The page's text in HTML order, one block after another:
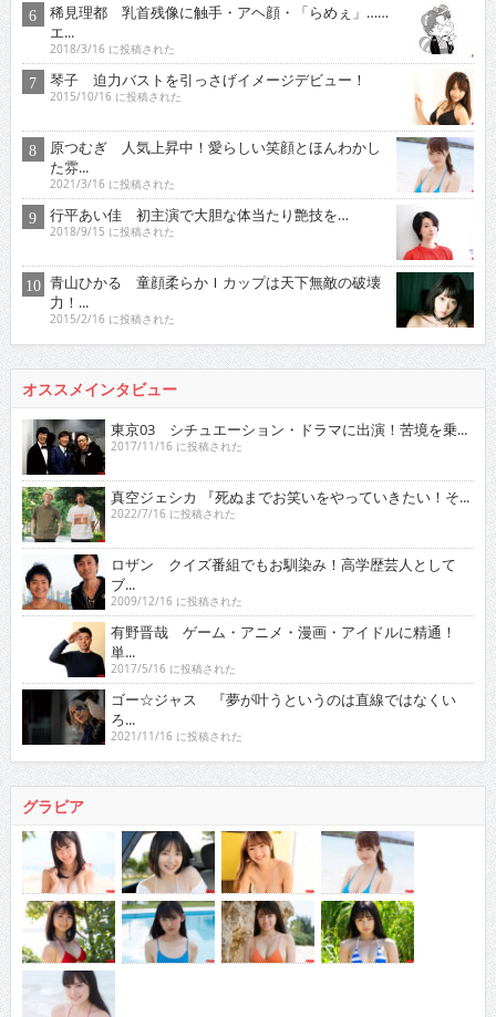
稀見理都 乳首残像に触手・アヘ顔・「らめぇ」……
エ...
2018/3/16 に投稿された
琴子 迫力バストを引っさげイメージデビュー！
2015/10/16 に投稿された
原つむぎ 人気上昇中！愛らしい笑顔とほんわかし
た雰...
2021/3/16 に投稿された
行平あい佳 初主演で大胆な体当たり艶技を…
2018/9/15 に投稿された
青山ひかる 童顔柔らかＩカップは天下無敵の破壊
力！...
2015/2/16 に投稿された
オススメインタビュー
東京03 シチュエーション・ドラマに出演！苦境を乗...
2017/11/16 に投稿された
真空ジェシカ 『死ぬまでお笑いをやっていきたい！そ...
2022/7/16 に投稿された
ロザン クイズ番組でもお馴染み！高学歴芸人として
ブ...
2009/12/16 に投稿された
有野晋哉 ゲーム・アニメ・漫画・アイドルに精通！
単...
2017/5/16 に投稿された
ゴー☆ジャス 『夢が叶うというのは直線ではなくい
ろ...
2021/11/16 に投稿された
グラビア